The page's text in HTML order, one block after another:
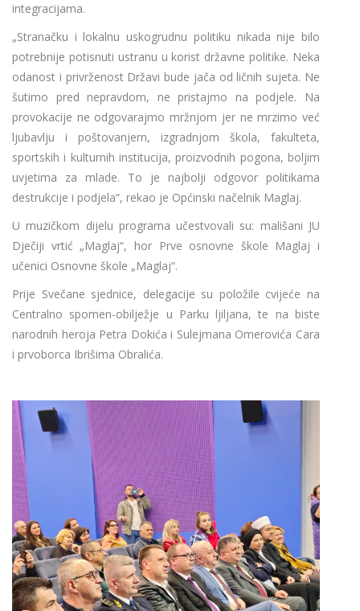
integracijama.
„Stranačku i lokalnu uskogrudnu politiku nikada nije bilo
potrebnije potisnuti ustranu u korist državne politike. Neka
odanost i privrženost Državi bude jača od ličnih sujeta. Ne
šutimo pred nepravdom, ne pristajmo na podjele. Na
provokacije ne odgovarajmo mržnjom jer ne mrzimo već
ljubavlju i poštovanjem, izgradnjom škola, fakulteta,
sportskih i kulturnih institucija, proizvodnih pogona, boljim
uvjetima za mlade. To je najbolji odgovor politikama
destrukcije i podjela“, rekao je Općinski načelnik Maglaj.
U muzičkom dijelu programa učestvovali su: mališani JU
Dječiji vrtić „Maglaj“, hor Prve osnovne škole Maglaj i
učenici Osnovne škole „Maglaj“.
Prije Svečane sjednice, delegacije su položile cvijeće na
Centralno spomen-obilježje u Parku ljiljana, te na biste
narodnih heroja Petra Dokića i Sulejmana Omerovića Cara
i prvoborca Ibrišima Obralića.